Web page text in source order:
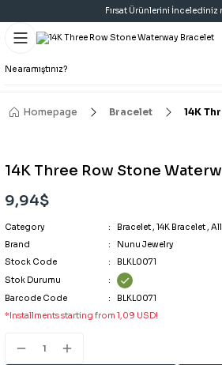
Fırsat Ürünlerini İncelediniz
Homepage Bracelet 14K
14K Three Row Stone
9,94$
Category Bracelet, 14K Bracelet,
Brand
Nunu Jewelry
Stock Code
BLKL0071
Stok Durumu
Barcode Code
BLKL0071
*Installments starting from 1,09 USD!
Geri
Bracelet
All Bracelets
Handcuff Bracelet
Geri
Necklace
All Necklaces
Geri
Earring
All Earrings
Triple Earring Sets